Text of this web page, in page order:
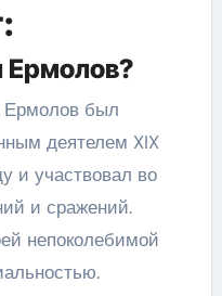
Ермолов?
Ермолов был
деятелем XIX
и участвовал во
и сражений.
непоколебимой